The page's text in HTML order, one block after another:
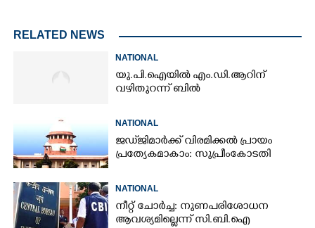
RELATED NEWS
NATIONAL
യു.പി.ഐയിൽ എം.ഡി.ആറിന്
വഴിതുറന്ന് ബിൽ
NATIONAL
ജഡ്‌ജിമാർക്ക് വിരമിക്കൽ പ്രായം
പ്രത്യേകമാകാം: സുപ്രീംകോടതി
NATIONAL
നീറ്റ് ചോർച്ച: നുണപരിശോധന
ആവശ്യമില്ലെന്ന് സി.ബി.ഐ